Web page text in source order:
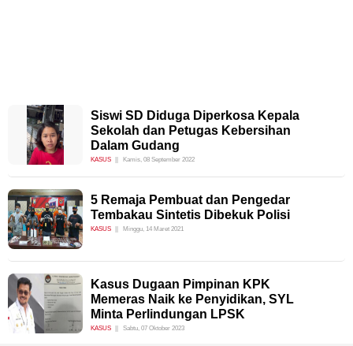
Siswi SD Diduga Diperkosa Kepala
Sekolah dan Petugas Kebersihan
Dalam Gudang
KASUS Kamis, 08 September 2022
5 Remaja Pembuat dan Pengedar
Tembakau Sintetis Dibekuk Polisi
KASUS Minggu, 14 Maret 2021
Kasus Dugaan Pimpinan KPK
Memeras Naik ke Penyidikan, SYL
Minta Perlindungan LPSK
KASUS Sabtu, 07 Oktober 2023